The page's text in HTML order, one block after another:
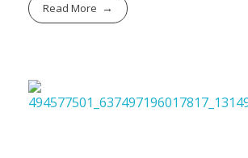
Read More